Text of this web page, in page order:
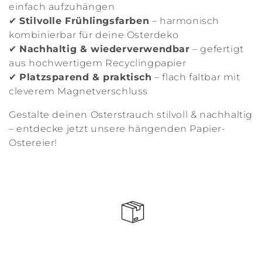
einfach aufzuhängen
✔Stilvolle Frühlingsfarben – harmonisch
kombinierbar für deine Osterdeko
✔ Nachhaltig & wiederverwendbar – gefertigt
aus hochwertigem Recyclingpapier
✔ Platzsparend & praktisch – flach faltbar mit
cleverem Magnetverschluss
Gestalte deinen Osterstrauch stilvoll & nachhaltig
– entdecke jetzt unsere hängenden Papier-
Ostereier!